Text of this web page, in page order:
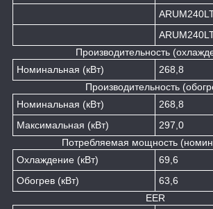
Производительность
Номинальная (кВт)
268,8
Производительность
Номинальная (кВт)
268,8
Максимальная (кВт)
297,0
Потребляемая мощность
Охлаждение (кВт)
69,6
Обогрев (кВт)
63,6
EER